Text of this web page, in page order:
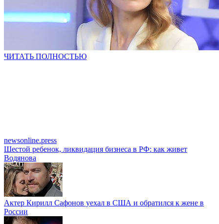
ЧИТАТЬ ПОЛНОСТЬЮ
newsonline.press
Шестой ребенок, ликвидация бизнеса в РФ: как живет
Водянова
Актер Кирилл Сафонов уехал в США и обратился к жене в
России